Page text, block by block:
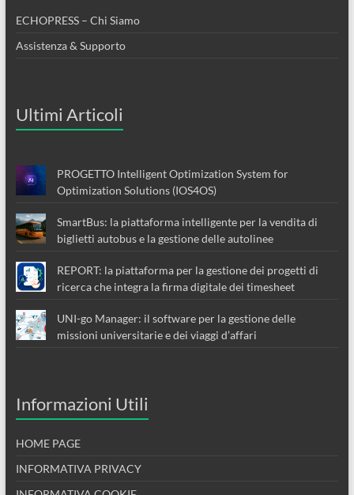
ECHOPRESS – Chi Siamo
Assistenza & Supporto
Ultimi Articoli
PROGETTO Intelligent Optimization System for
Optimization Solutions (IOS4OS)
SmartBus: la piattaforma intelligente per la vendita di
biglietti autobus e la gestione delle autolinee
REPORT: la piattaforma per la gestione dei progetti di
ricerca che integra la firma digitale dei timesheet
UNI-go Manager: il software per la gestione delle
missioni universitarie e dei viaggi d’affari
Informazioni Utili
HOME PAGE
INFORMATIVA PRIVACY